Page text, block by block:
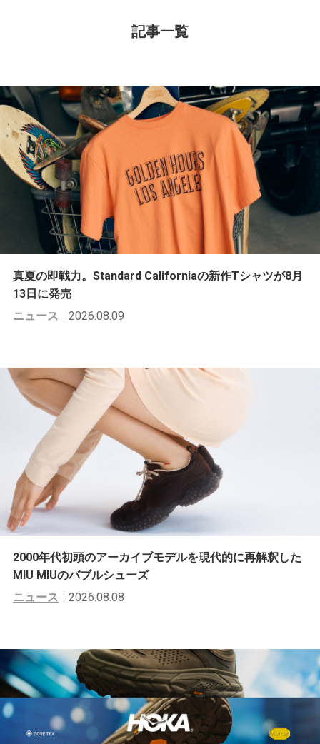
記事一覧
真夏の即戦力。Standard Californiaの新作Tシャツが8月
13日に発売
ニュース
2026.08.09
2000年代初頭のアーカイブモデルを現代的に再解釈した
MIU MIUのバブルシューズ
ニュース
2026.08.08